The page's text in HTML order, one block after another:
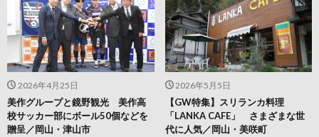
2026年5月5日
【GW特集】スリランカ料理
「LANKA CAFE」 さまざまな世
代に人気／岡山・美咲町
2026年4月25日
美作グループと鏡野観光 美作高
校サッカー部にボール50個などを
贈呈／岡山・津山市